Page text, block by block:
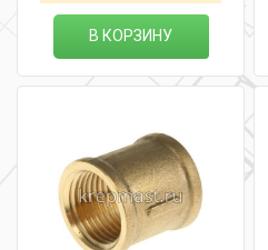
В КОРЗИНУ